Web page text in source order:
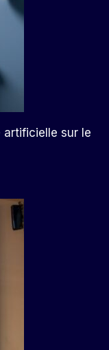
artificielle sur le